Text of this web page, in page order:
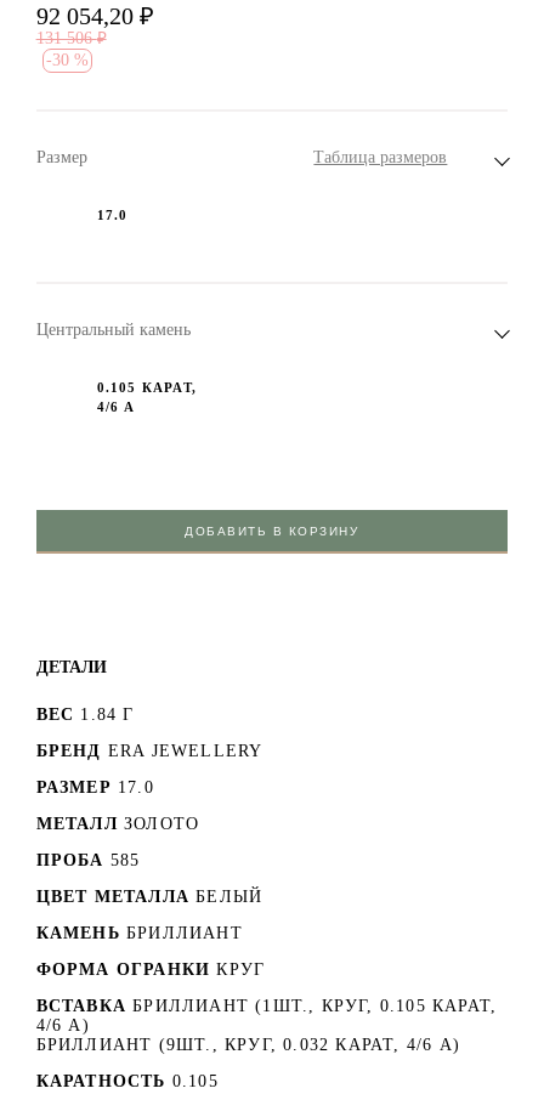
92 054,20 ₽
131 506 ₽
-30 %
Размер Таблица размеров
17.0
Центральный камень
0.105 КАРАТ,
4/6 А
ДОБАВИТЬ В КОРЗИНУ
ДЕТАЛИ
ВЕС 1.84 Г
БРЕНД ERA JEWELLERY
РАЗМЕР 17.0
МЕТАЛЛ ЗОЛОТО
ПРОБА 585
ЦВЕТ МЕТАЛЛА БЕЛЫЙ
КАМЕНЬ БРИЛЛИАНТ
ФОРМА ОГРАНКИ КРУГ
ВСТАВКА БРИЛЛИАНТ (1ШТ., КРУГ, 0.105 КАРАТ,
4/6 А)
БРИЛЛИАНТ (9ШТ., КРУГ, 0.032 КАРАТ, 4/6 А)
КАРАТНОСТЬ 0.105